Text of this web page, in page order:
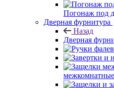
Погонаж под
Дверная фурнитура
Назад
Дверная
межкомнатные